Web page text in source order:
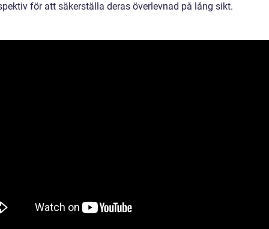
för att säkerställa deras överlevnad på lång sikt.